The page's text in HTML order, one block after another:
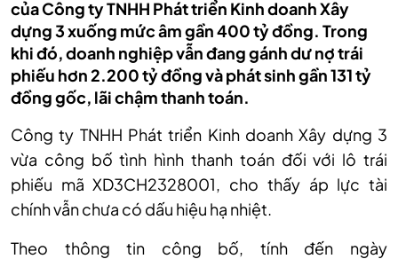
của Công ty TNHH Phát triển Kinh doanh Xây
dựng 3 xuống mức âm gần 400 tỷ đồng. Trong
khi đó, doanh nghiệp vẫn đang gánh dư nợ trái
phiếu hơn 2.200 tỷ đồng và phát sinh gần 131 tỷ
đồng gốc, lãi chậm thanh toán.
Công ty TNHH Phát triển Kinh doanh Xây dựng 3
vừa công bố tình hình thanh toán đối với lô trái
phiếu mã XD3CH2328001, cho thấy áp lực tài
chính vẫn chưa có dấu hiệu hạ nhiệt.
Theo thông tin công bố, tính đến ngày